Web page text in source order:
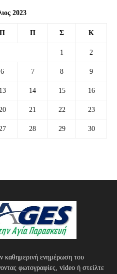
2023
Π Π Σ Κ
1 2
6 7 8 9
13 14 15 16
20 21 22 23
27 28 29
30
καθημερινή ενημέρωση του
φωτογραφίες, video ή στείλτε